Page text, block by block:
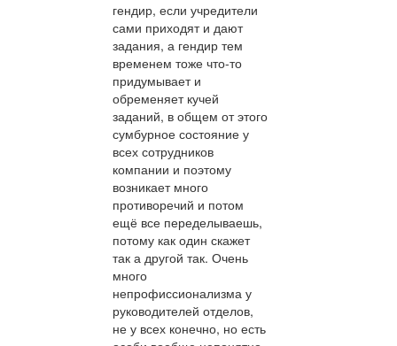
гендир, если учредители
сами приходят и дают
задания, а гендир тем
временем тоже что-то
придумывает и
обременяет кучей
заданий, в общем от этого
сумбурное состояние у
всех сотрудников
компании и поэтому
возникает много
противоречий и потом
ещё все переделываешь,
потому как один скажет
так а другой так. Очень
много
непрофиссионализма у
руководителей отделов,
не у всех конечно, но есть